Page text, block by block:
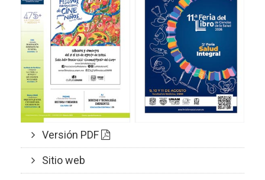
Versión PDF
Sitio web